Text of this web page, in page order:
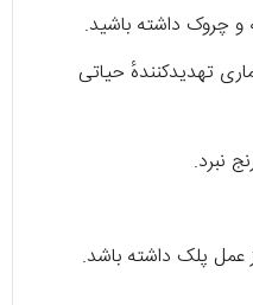
چروک داشته باشید.
تهدیدکنندهٔ حیاتی
نبرد.
از عمل پلک داشته باشد.